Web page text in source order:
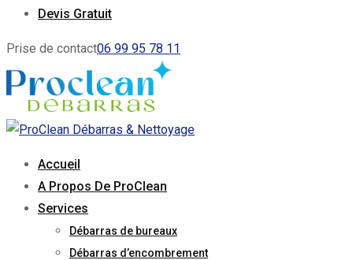
Devis Gratuit
Prise de contact06 99 95 78 11
Accueil
A Propos De ProClean
Services
Débarras de bureaux
Débarras d’encombrement